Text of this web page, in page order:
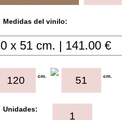
Medidas del vinilo:
cm. cm.
Unidades: